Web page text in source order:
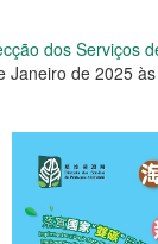
dos Serviços
Janeiro de 2025